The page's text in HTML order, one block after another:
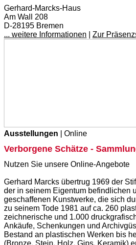
Gerhard-Marcks-Haus
Am Wall 208
D-28195 Bremen
... weitere Informationen
Zur
Ausstellungen | Online
Verborgene Schätze -
Nutzen Sie unsere Online-Angebote
Gerhard Marcks übertrug 1969 der
der in seinem Eigentum befindlichen
geschaffenen Kunstwerke, die sich
zu seinem Tode 1981 auf ca. 260
zeichnerische und 1.000
Ankäufe, Schenkungen und
Bestand an plastischen Werken bis
(Bronze, Stein, Holz, Gips, Keramik)